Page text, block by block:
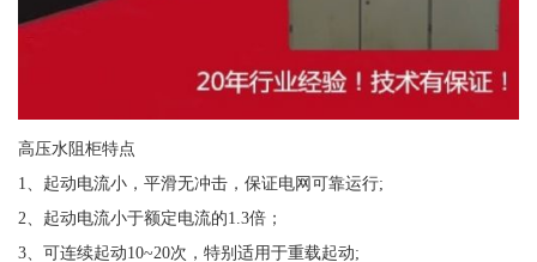
高压水阻柜特点
1、起动电流小，平滑无冲击，保证电网可靠运行;
2、起动电流小于额定电流的1.3倍；
3、可连续起动10~20次，特别适用于重载起动;